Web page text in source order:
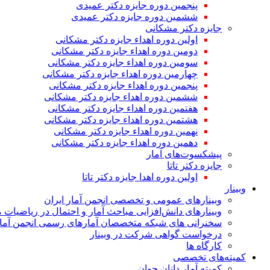
پنجمین دوره جایزه دکتر عمیدی
ششمین دوره جایزه دکتر عمیدی
جایزه دکتر مشکانی
اولین دوره اهداء جایزه دکتر مشکانی
دومین دوره اهداء جایزه دکتر مشکانی
سومین دوره اهداء جایزه دکتر مشکانی
چهارمین دوره اهداء جایزه دکتر مشکانی
پنجمین دوره اهداء جایزه دکتر مشکانی
ششمین دوره اهداء جایزه دکتر مشکانی
هفتمین دوره اهداء جایزه دکتر مشکانی
هشتمین دوره اهداء جایزه دکتر مشکانی
نهمین دوره اهداء جایزه دکتر مشکانی
دهمین دوره اهداء جایزه دکتر مشکانی
پیشکسوت‌های آمار
جایزه دکتر تاتا
اولین دوره اهدا جایزه دکتر تاتا
وبینار
وبینارهای عمومی و تخصصی انجمن آمار ایران
وبینارهای دانش‌افزایی مباحث آمار و احتمال در
سخنرانی های شبکه متخصصان آمارهای رسمی انجمن
درخواست گواهی شرکت در وبینار
کارگاه ها
کمیته‌های تخصصی